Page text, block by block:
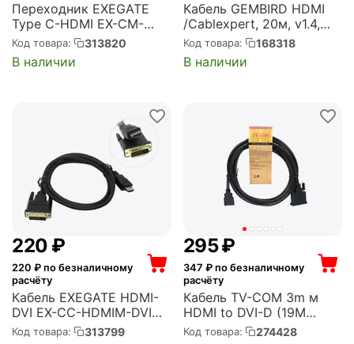
Переходник EXEGATE
Type C-HDMI EX-CM-
HDMIF-0.15 (USB Type
C/19F, 0,15м)
(EX284937RUS)
Код товара: 313820
В наличии
Кабель GEMBIRD HDMI
/Cablexpert, 20м, v1.4,
19M/19M, черный,
позол.разъемы, экран,
пакет (CC-HDMI4-20M)
Код товара: 168318
В наличии
‍220‍ ₽
220 ₽ по безналичному
расчёту
Кабель EXEGATE HDMI-
DVI EX-CC-HDMIM-DVIM-
2.0 (19M/25M, dual link,
Код товара: 313799
‍295‍₽
347 ₽ по безналичному
расчёту
Кабель TV-COM 3m м
HDMI to DVI-D (19M
-25M) (LCG135E-3M)
Код товара: 274428